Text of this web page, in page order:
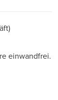
einwandfrei.